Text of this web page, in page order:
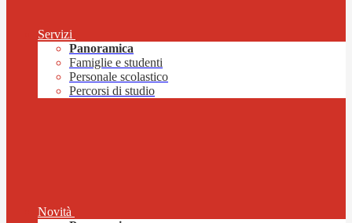
Servizi
Panoramica
Famiglie e studenti
Personale scolastico
Percorsi di studio
Novità